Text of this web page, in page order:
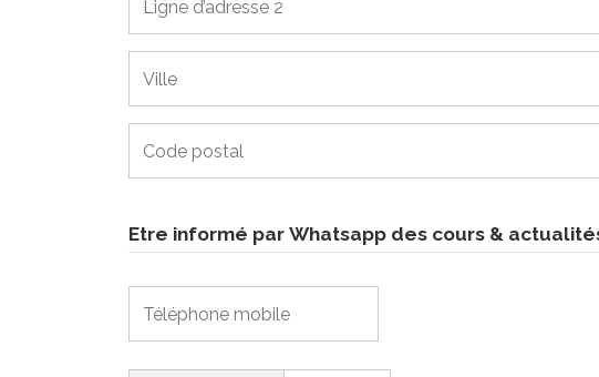
Etre informé par Whatsapp des cours &